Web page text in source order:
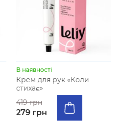
В наявності
Крем для рук «Коли
стихає»
419 грн
279 грн